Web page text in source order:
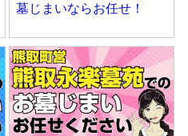
墓じまいならお任せ！